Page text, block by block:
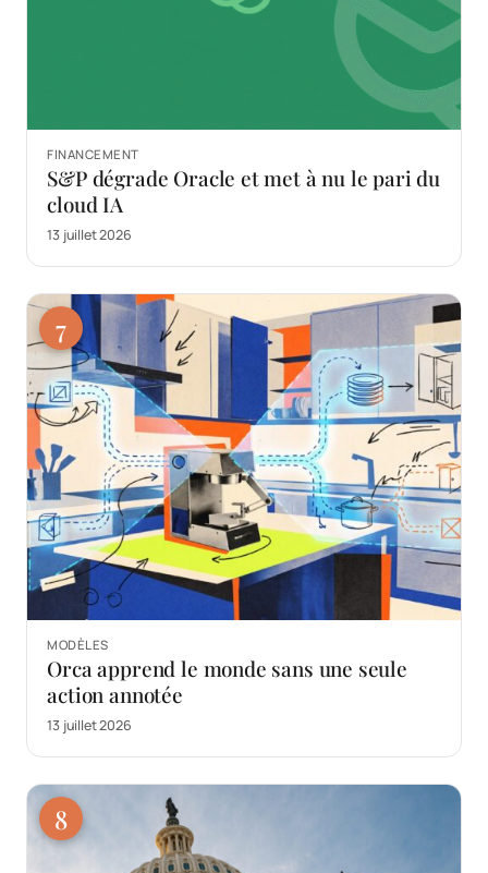
FINANCEMENT
S&P dégrade Oracle et met à nu le pari du
cloud IA
13 juillet 2026
7
MODÈLES
Orca apprend le monde sans une seule
action annotée
13 juillet 2026
8